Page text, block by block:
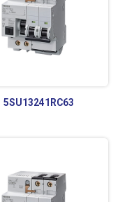
5SU13241RC63